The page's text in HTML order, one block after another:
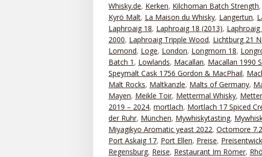
Whisky.de, Kerken, Kilchoman Batch Strength,
Kyrö Malt, La Maison du Whisky, Langertun,
Laphroaig 18, Laphroaig 18 (2013), Laphroaig
2000, Laphroaig Tripple Wood, Lichtburg 21
Lomond, Loge, London, Longmorn 18,
Batch 1 , Lowlands, Macallan, Macallan 1990
Speymalt Cask 1756 Gordon & MacPhail,
Malt Rocks, Maltkanzle, Malts of Germany,
Mayen, Meikle Toir, Mettermal Whisky,
2019 – 2024, mortlach, Mortlach 17 Spiced
der Ruhr, München, Mywhiskytasting,
Miyagikyo Aromatic yeast 2022, Octomore 7.2
Port Askaig 17, Port Ellen, Preise,
Regensburg, Reise, Restaurant Im Römer,